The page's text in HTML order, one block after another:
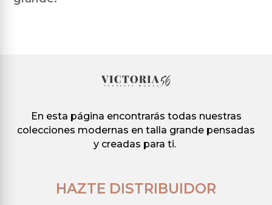
En esta página encontrarás todas nuestras
colecciones modernas en talla grande pensadas
y creadas para ti.
HAZTE DISTRIBUIDOR